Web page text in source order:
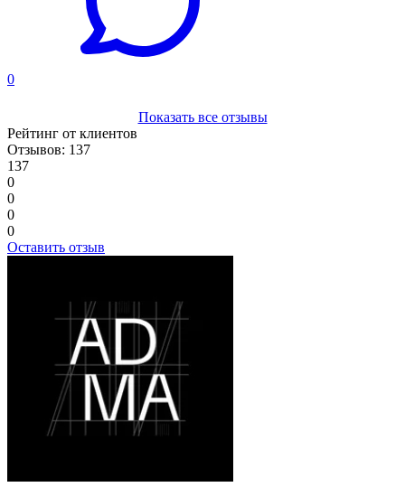
0
Показать все отзывы
Рейтинг от клиентов
Отзывов: 137
137
0
0
0
0
Оставить отзыв